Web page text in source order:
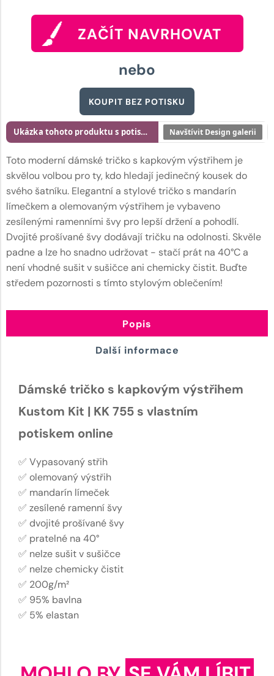
ZAČÍT NAVRHOVAT
nebo
KOUPIT BEZ POTISKU
Toto moderní dámské tričko s kapkovým výstřihem je
skvělou volbou pro ty, kdo hledají jedinečný kousek do
svého šatníku. Elegantní a stylové tričko s mandarín
límečkem a olemovaným výstřihem je vybaveno
zesílenými ramenními švy pro lepší držení a pohodlí.
Dvojité prošívané švy dodávají tričku na odolnosti. Skvěle
padne a lze ho snadno udržovat - stačí prát na 40°C a
není vhodné sušit v sušičce ani chemicky čistit. Buďte
středem pozornosti s tímto stylovým oblečením!
Ukázka tohoto produktu s potiskem Navštívit Design galerii
Popis
Další informace
Dámské tričko s kapkovým výstřihem
Kustom Kit | KK 755 s vlastním
potiskem online
✅ Vypasovaný střih
✅ olemovaný výstřih
✅ mandarín límeček
✅ zesílené ramenní švy
✅ dvojité prošívané švy
✅ pratelné na 40°
✅ nelze sušit v sušičce
✅ nelze chemicky čistit
✅ 200g/m²
✅ 95% bavlna
✅ 5% elastan